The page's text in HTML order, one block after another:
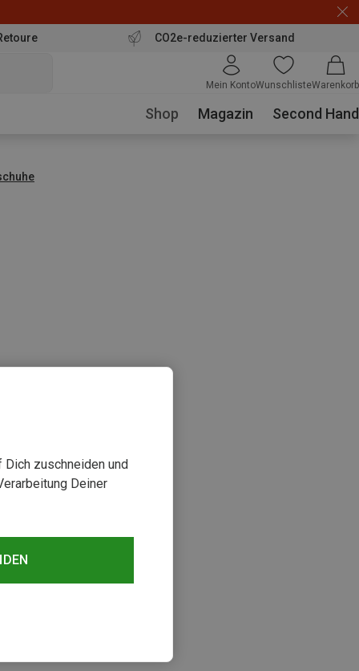
CO2e-reduzierter Versand
Mein KontoWunschlisteWarenkorb
Shop Magazin Second Hand
zuschneiden und
Deiner